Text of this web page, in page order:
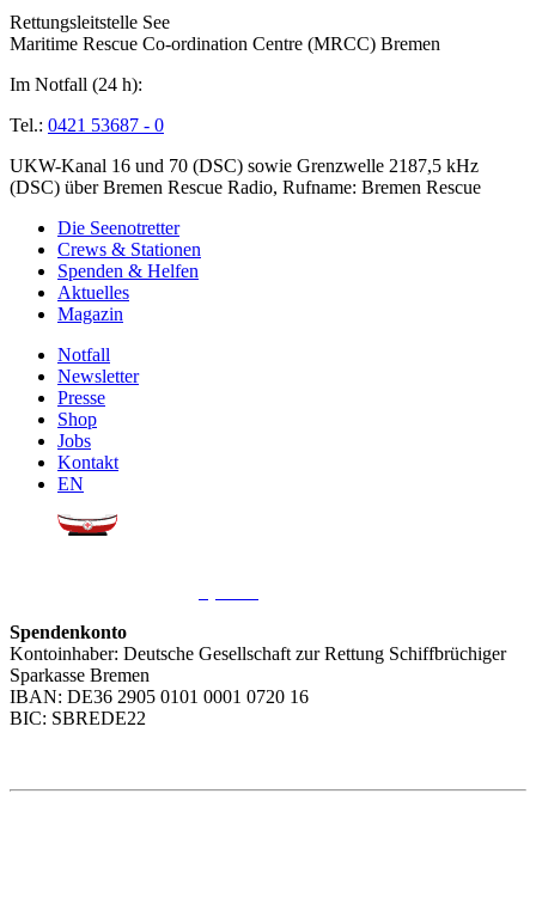
Rettungsleitstelle See
Maritime Rescue Co-ordination Centre (MRCC) Bremen
Im Notfall (24 h):
Tel.: 0421 53687 - 0
UKW-Kanal 16 und 70 (DSC) sowie Grenzwelle 2187,5 kHz
(DSC) über Bremen Rescue Radio, Rufname: Bremen Rescue
Die Seenotretter
Crews & Stationen
Spenden & Helfen
Aktuelles
Magazin
Notfall
Newsletter
Presse
Shop
Jobs
Kontakt
EN
Spendenkonto
Kontoinhaber: Deutsche Gesellschaft zur Rettung Schiffbrüchiger
Sparkasse Bremen
IBAN: DE36 2905 0101 0001 0720 16
BIC: SBREDE22